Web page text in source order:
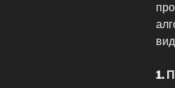
1.